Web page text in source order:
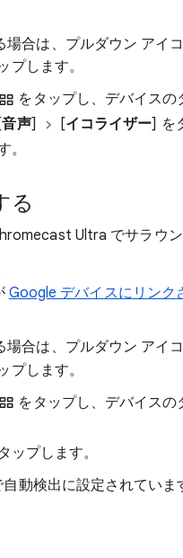
合は、プルダウン アイ
プします。
をタップし、デバイスの
[音声] [イコライザー] を
る
Ultra でサラウ
Google デバイスにリンク
合は、プルダウン アイ
プします。
をタップし、デバイスの
ップします。
動検出に設定されていま